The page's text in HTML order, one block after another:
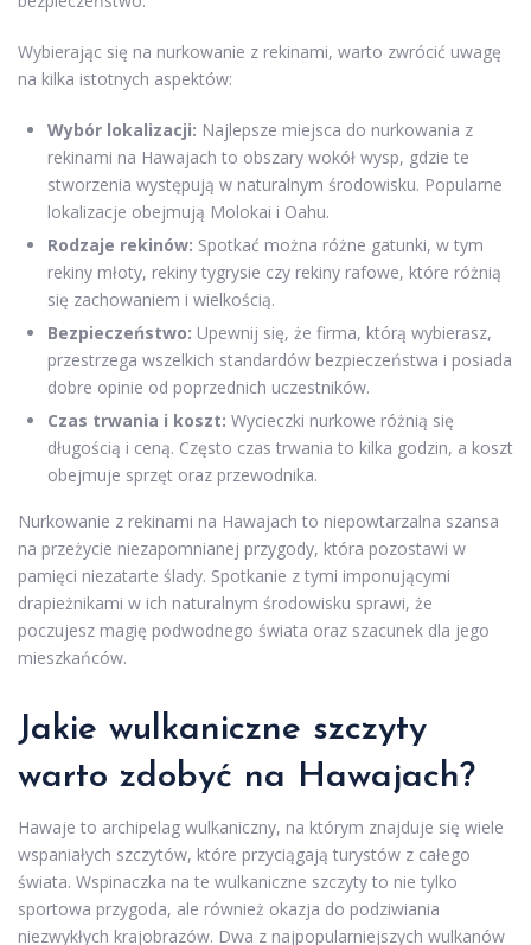
Wybierając się na nurkowanie z rekinami, warto zwrócić uwagę
na kilka istotnych aspektów:
Wybór lokalizacji: Najlepsze miejsca do nurkowania z
rekinami na Hawajach to obszary wokół wysp, gdzie te
stworzenia występują w naturalnym środowisku. Popularne
lokalizacje obejmują Molokai i Oahu.
Rodzaje rekinów: Spotkać można różne gatunki, w tym
rekiny młoty, rekiny tygrysie czy rekiny rafowe, które różnią
się zachowaniem i wielkością.
Bezpieczeństwo: Upewnij się, że firma, którą wybierasz,
przestrzega wszelkich standardów bezpieczeństwa i posiada
dobre opinie od poprzednich uczestników.
Czas trwania i koszt: Wycieczki nurkowe różnią się
długością i ceną. Często czas trwania to kilka godzin, a koszt
obejmuje sprzęt oraz przewodnika.
Nurkowanie z rekinami na Hawajach to niepowtarzalna szansa
na przeżycie niezapomnianej przygody, która pozostawi w
pamięci niezatarte ślady. Spotkanie z tymi imponującymi
drapieżnikami w ich naturalnym środowisku sprawi, że
poczujesz magię podwodnego świata oraz szacunek dla jego
mieszkańców.
Jakie wulkaniczne szczyty
warto zdobyć na Hawajach?
Hawaje to archipelag wulkaniczny, na którym znajduje się wiele
wspaniałych szczytów, które przyciągają turystów z całego
świata. Wspinaczka na te wulkaniczne szczyty to nie tylko
sportowa przygoda, ale również okazja do podziwiania
niezwykłych krajobrazów. Dwa z najpopularniejszych wulkanów